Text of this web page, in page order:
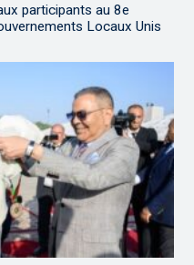
participants au 8e
Locaux Unis